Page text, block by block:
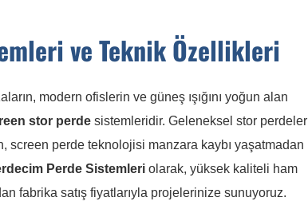
ve Teknik Özellikleri
modern ofislerin ve güneş ışığını yoğun alan
stor perdesistemleridir. Geleneksel stor perdeler
screen perde teknolojisi manzara kaybı yaşatmadan
Perde Sistemleriolarak, yüksek kaliteli ham
fabrika satış fiyatlarıyla projelerinize sunuyoruz.